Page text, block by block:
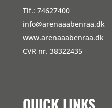
Tlf.: 74627400
info@arenaaabenraa.dk
www.arenaaabenraa.dk
CVR nr. 38322435